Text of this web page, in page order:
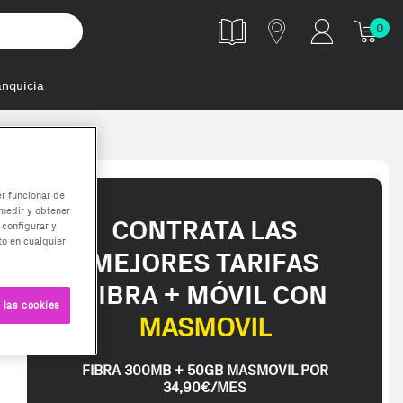
0
CONTRATA LAS
MEJORES TARIFAS
FIBRA + MÓVIL CON
MASMOVIL
FIBRA 300MB + 50GB MASMOVIL POR
34,90€/MES
funcionar de
y obtener
y
en cualquier
cookies